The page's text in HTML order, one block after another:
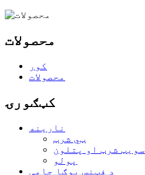
محصولات
کور
محصولات
کټګورۍ
نارینه
ټي شرټ
سویټ شرټ او پتلون
پولو
د فټنس یوګا جامې